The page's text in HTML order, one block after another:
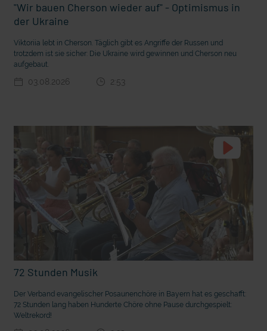
Ostern erleben wie vor 2000 Jahren in Jerusalem
deutsche Sprache? Vorhang auf für Kinderzirkus Giovanni
"Wir bauen Cherson wieder auf" - Optimismus in
der Ukraine
Viktoriia lebt in Cherson. Täglich gibt es Angriffe der Russen und
trotzdem ist sie sicher: Die Ukraine wird gewinnen und Cherson neu
aufgebaut.
03.08.2026 2:53
72 Stunden Musik
Der Verband evangelischer Posaunenchöre in Bayern hat es geschafft:
72 Stunden lang haben Hunderte Chöre ohne Pause durchgespielt:
Weltrekord!